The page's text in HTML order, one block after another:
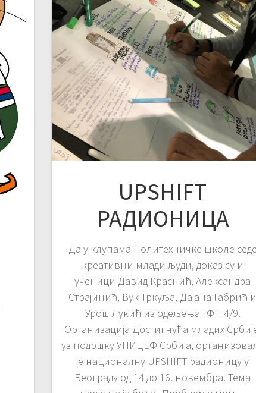
UPSHIFT
РАДИОНИЦА
Да у клупама Политехничке школе седе
креативни млади људи, доказ су и
ученици Давид Краснић, Александра
Страјинић, Вук Тркуља, Дајана Габрић и
Урош Лукић из одељења ГФП 4/9.
Организација Достигнућа младих
уз подршку УНИЦЕФ Србија,
је националну UPSHIFT радионицу у
Београду од 14 до 16. новембра. Тема